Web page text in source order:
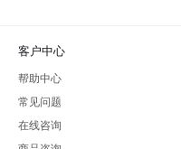
客户中心
帮助中心
常见问题
在线咨询